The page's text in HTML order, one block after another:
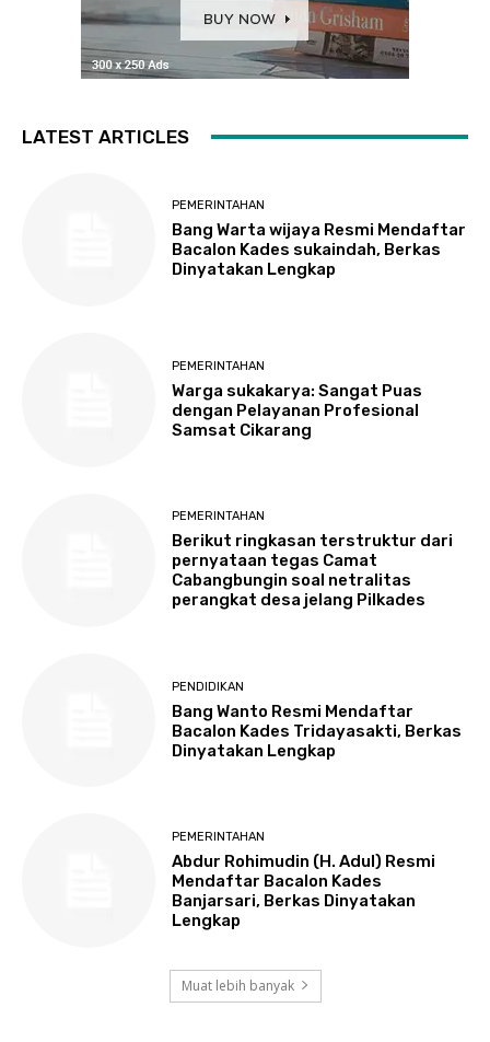
LATEST ARTICLES
PEMERINTAHAN
Bang Warta wijaya Resmi Mendaftar
Bacalon Kades sukaindah, Berkas
Dinyatakan Lengkap
PEMERINTAHAN
Warga sukakarya: Sangat Puas
dengan Pelayanan Profesional
Samsat Cikarang
PEMERINTAHAN
Berikut ringkasan terstruktur dari
pernyataan tegas Camat
Cabangbungin soal netralitas
perangkat desa jelang Pilkades
PENDIDIKAN
Bang Wanto Resmi Mendaftar
Bacalon Kades Tridayasakti, Berkas
Dinyatakan Lengkap
PEMERINTAHAN
Abdur Rohimudin (H. Adul) Resmi
Mendaftar Bacalon Kades
Banjarsari, Berkas Dinyatakan
Lengkap
Muat lebih banyak